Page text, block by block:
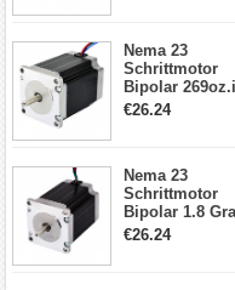
Nema 23
Schrittmotor
Bipolar
2,8A
€26.24
Nema 23
Schrittmotor
Bipolar 1.8
1.9Nm 3A
€26.24